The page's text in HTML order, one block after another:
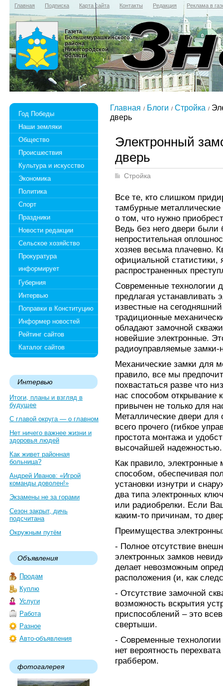
Главная Подписка Карта сайта Контакты Редакция Реклама в
Газета
Большемурашкинского
района
Нижегородской
области
Год Победы
Наши земляки
Общество
Происшествия
Культура и искусство
Экономика
Политика
Спорт
Праздники
Новости редакции
Сельское хозяйство
Прокуратура
информирует
Губерния
Интервью
Поправки в Конституцию
Информер новостей
Рейтинг сайтов
Каталог сайтов
Интервью
Итоги, планы и взгляд в
будущее
С главой округа — о главном
Нет ничего важнее жизни и
здоровья людей
Как живет районная
больница?
Андрей Иванов: «Игрой
команды доволен!»
Экзамены не за горами
Сезон закрыт, дичь
подсчитана
Окружным путём
Объявления
Продам
Куплю
Услуги
Работа
Разное
Авто-объявления
фотогалерея
Главная Блоги Стройка
дверь
Электронный
дверь
Стройка
Все те, кто слишком
тамбурные
о том, что нужно
Ведь без него двери
непростительная
хозяев весьма плачевно.
официальной
распространенных
Современные технологии
предлагая устанавливать
известные на
традиционные
обладают замочной
новейшие электронные.
радиоуправляемые замки-
Механические замки для
правило, все мы
похвастаться разве что
нас способом открывание
привычен не только для
Металлические двери
всего прочего (гибкое
простота монтажа и
высочайшей надежностью.
Как правило,
способом, обеспечивая
установки изнутри и
два типа электронных
или радиобрелки. Если
каким-то причинам, то
Преимущества
- Полное отсутствие
электронных замков
делает невозможным
расположения (и, как
- Отсутствие замочной
возможность вскрытия
приспособлений – это
свертыши.
- Современные
нет вероятность
граббером.